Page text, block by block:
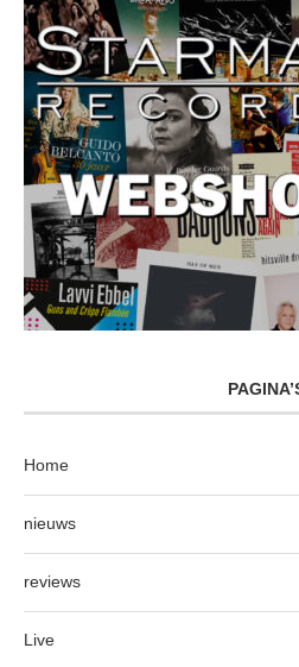
Home
nieuws
reviews
Live